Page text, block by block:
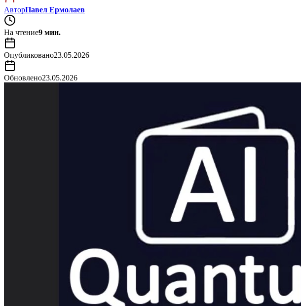
АвторПавел Ермолаев
На чтение9 мин.
Опубликовано23.05.2026
Обновлено23.05.2026